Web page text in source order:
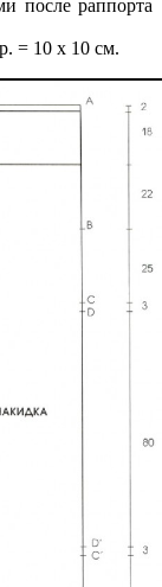
после раппорта
= 10 х 10 см.